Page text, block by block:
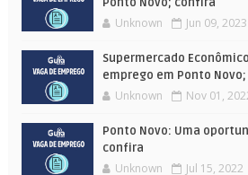
Unknown Jun 09, 2023
Supermercado
emprego em Ponto
Unknown Nov 01,
Ponto Novo: Uma
confira
Unknown Jul 15, 2022